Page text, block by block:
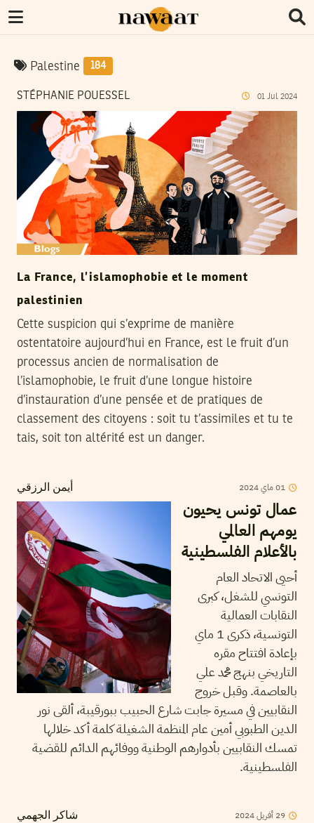
Palestine 184
STÉPHANIE POUESSEL 01 Jul 2024
La France, l’islamophobie et le moment
palestinien
Cette suspicion qui s’exprime de manière
ostentatoire aujourd’hui en France, est le fruit d’un
processus ancien de normalisation de
l’islamophobie, le fruit d’une longue histoire
d’instauration d’une pensée et de pratiques de
classement des citoyens : soit tu t’assimiles et tu te
tais, soit ton altérité est un danger.
أيمن الرزقي 01ماي2024
عمال تونس يحيون
يومهم العالمي
بالأعلام الفلسطينية
أحيى الاتحاد العام
التونسي للشغل، كبرى
النقابات العمالية
التونسية، ذكرى 1 ماي
بإعادة افتتاح مقره
التاريخي بنهج محمد علي
بالعاصمة. وقبل خروج
النقابيين في مسيرة جابت شارع الحبيب ببورقيبة، ألقى نور
الدين الطبوبي أمين عام المنظمة الشغيلة كلمة أكد خلالها
تمسك النقابيين بأدوارهم الوطنية ووفائهم الدائم للقضية
الفلسطينية.
شاكر الجهمي 29 أفريل2024